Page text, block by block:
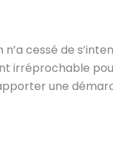
cessé de
irréprochable
une